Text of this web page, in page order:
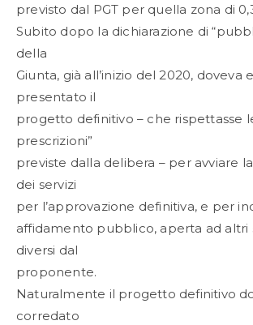
previsto dal PGT per quella zona di
Subito dopo la dichiarazione di
della
Giunta, già all’inizio del 2020, doveva
presentato il
progetto definitivo – che rispettasse
prescrizioni”
previste dalla delibera – per avviare
dei servizi
per l’approvazione definitiva, e per
affidamento pubblico, aperta ad altri
diversi dal
proponente.
Naturalmente il progetto definitivo
corredato